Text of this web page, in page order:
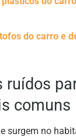
do carro e
ruídos
comuns
surgem no